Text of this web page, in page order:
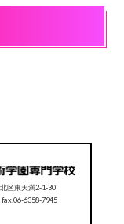
区東天満2-1-30
6358-7945